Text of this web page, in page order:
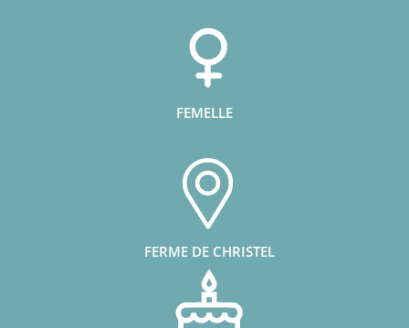
FEMELLE
FERME DE CHRISTEL